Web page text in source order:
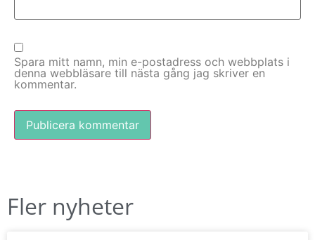
Spara mitt namn, min e-postadress och webbplats i
denna webbläsare till nästa gång jag skriver en
kommentar.
Fler nyheter